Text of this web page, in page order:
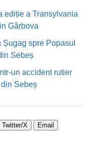
ediție a Transylvania
Gârbova
spre Popasul
Sebeș
un accident rutier
Sebeș
Twitter/X Email